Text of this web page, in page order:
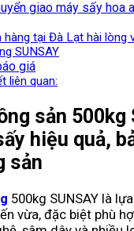
giao máy sấy
hàng tại Đà Lạt hài lòng
SUNSAY
giá
liên quan:
sản 500kg
hiệu quả,
sản
500kg SUNSAY là
vừa, đặc biệt phù